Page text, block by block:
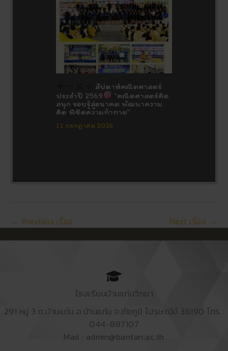
สัปดาห์คณิตศาสตร์
ประจำปี 2569
“คณิตศาสตร์คิด
สนุก รอบรู้สู่อนาคต พัฒนาความ
คิด พิชิตความท้าทาย”
11 กรกฎาคม 2026
← Previous เรื่อง Next เรื่อง →
โรงเรียนบ้านแท่นวิทยา
291 หมู่ 3 ต.บ้านแท่น อ.บ้านแท่น จ.ชัยภูมิ ไปรษณีย์ 36190 โทร :
044-887107
Mail : admin@bantan.ac.th